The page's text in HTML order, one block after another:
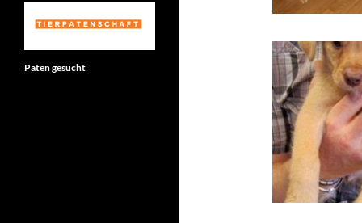
Paten gesucht